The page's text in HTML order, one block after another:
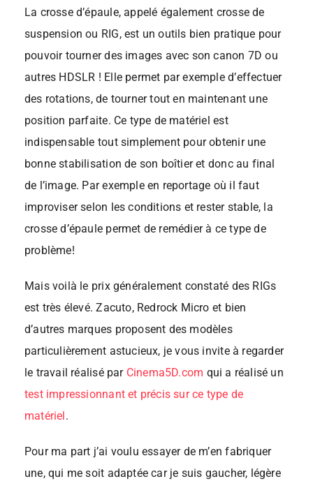
La crosse d’épaule, appelé également crosse de
suspension ou RIG, est un outils bien pratique pour
pouvoir tourner des images avec son canon 7D ou
autres HDSLR ! Elle permet par exemple d’effectuer
des rotations, de tourner tout en maintenant une
position parfaite. Ce type de matériel est
indispensable tout simplement pour obtenir une
bonne stabilisation de son boîtier et donc au final
de l’image. Par exemple en reportage où il faut
improviser selon les conditions et rester stable, la
crosse d’épaule permet de remédier à ce type de
problème!
Mais voilà le prix généralement constaté des RIGs
est très élevé. Zacuto, Redrock Micro et bien
d’autres marques proposent des modèles
particulièrement astucieux, je vous invite à regarder
le travail réalisé par Cinema5D.com qui a réalisé un
test impressionnant et précis sur ce type de
matériel .
Pour ma part j’ai voulu essayer de m’en fabriquer
une, qui me soit adaptée car je suis gaucher, légère